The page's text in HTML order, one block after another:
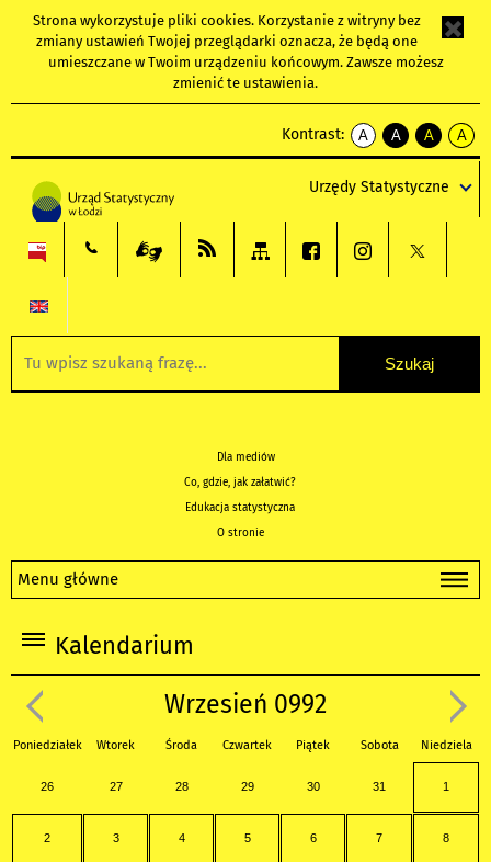
Strona wykorzystuje pliki cookies. Korzystanie z witryny bez
zmiany ustawień Twojej przeglądarki oznacza, że będą one
umieszczane w Twoim urządzeniu końcowym. Zawsze możesz
zmienić te ustawienia.
Kontrast:
A
kontrast
A
kontrast
tekst
czarnym
A
kontrast
tekst
czarnym
A
tekst
żółtym
Urzędy Statystyczne
Dla mediów
Co, gdzie, jak załatwić?
Edukacja statystyczna
O stronie
Menu główne
Kalendarium
Wrzesień 0992
Poniedziałek Wtorek Środa Czwartek Piątek Sobota Niedziela
26 27 28 29 30 31 1
2 3 4 5 6 7 8